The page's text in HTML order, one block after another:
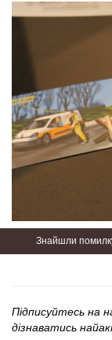
Знайшли
Підписуйтесь на
дізнаватись